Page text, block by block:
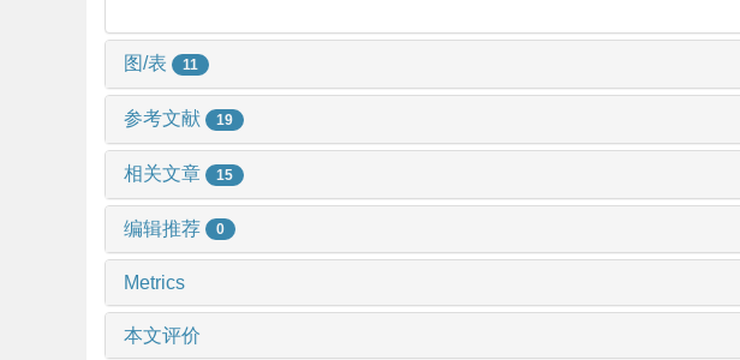
图/表 11
参考文献 19
相关文章 15
编辑推荐 0
Metrics
本文评价